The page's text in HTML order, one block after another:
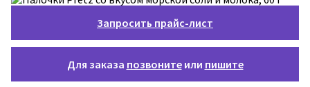
Запросить прайс-лист
Для заказа позвонитеили пишите